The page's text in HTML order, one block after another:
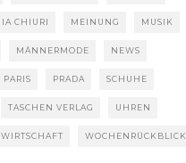
CHIURI MEINUNG MUSIK
MÄNNERMODE NEWS
PARIS PRADA SCHUHE
TASCHEN VERLAG UHREN
WIRTSCHAFT WOCHENRÜCKBLICK